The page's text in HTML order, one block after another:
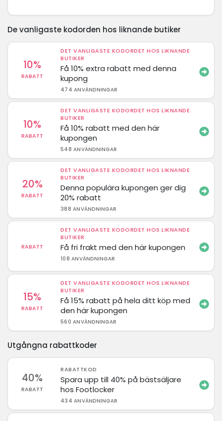
De vanligaste kodorden hos liknande butiker
10%
RABATT
DET VANLIGASTE KODORDET HOS LIKNANDE
BUTIKER
Få 10% extra rabatt med denna
kupong
474 ANVÄNDNINGAR
10%
RABATT
DET VANLIGASTE KODORDET HOS LIKNANDE
BUTIKER
Få 10% rabatt med den här
kupongen
548 ANVÄNDNINGAR
20%
RABATT
DET VANLIGASTE KODORDET HOS LIKNANDE
BUTIKER
Denna populära kupongen ger dig
20% rabatt
388 ANVÄNDNINGAR
RABATT
DET VANLIGASTE KODORDET HOS LIKNANDE
BUTIKER
Få fri frakt med den här kupongen
108 ANVÄNDNINGAR
15%
RABATT
DET VANLIGASTE KODORDET HOS LIKNANDE
BUTIKER
Få 15% rabatt på hela ditt köp med
den här kupongen
560 ANVÄNDNINGAR
Utgångna rabattkoder
40%
RABATT
RABATTKOD
Spara upp till 40% på bästsäljare
hos Footlocker
434 ANVÄNDNINGAR